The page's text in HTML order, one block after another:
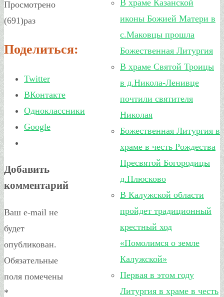
Просмотрено
(691)раз
Поделиться:
Twitter
ВКонтакте
Одноклассники
Google
Добавить
комментарий
Ваш e-mail не
будет
опубликован.
Обязательные
поля помечены
*
В храме Казанской
иконы Божией Матери в
с.Маковцы прошла
Божественная Литургия
В храме Святой Троицы
в д.Никола-Ленивце
почтили святителя
Николая
Божественная Литургия в
храме в честь Рождества
Пресвятой Богородицы
д.Плюсково
В Калужской области
пройдет традиционный
крестный ход
«Помолимся о земле
Калужской»
Первая в этом году
Литургия в храме в честь